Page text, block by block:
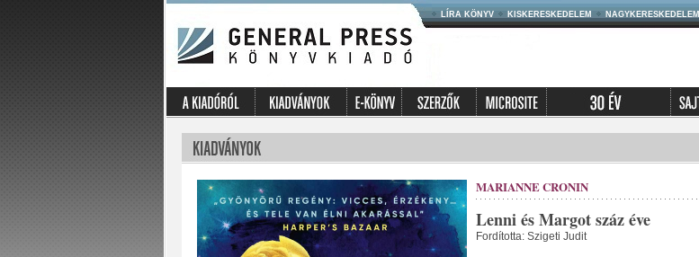
LÍRA KÖNYV KISKERESKEDELEM NAGYKERESKEDELEM
MARIANNE CRONIN
Lenni és Margot száz éve
Fordította: Szigeti Judit